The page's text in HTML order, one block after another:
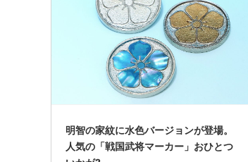
明智の家紋に水色バージョンが登場。
人気の「戦国武将マーカー」おひとつ